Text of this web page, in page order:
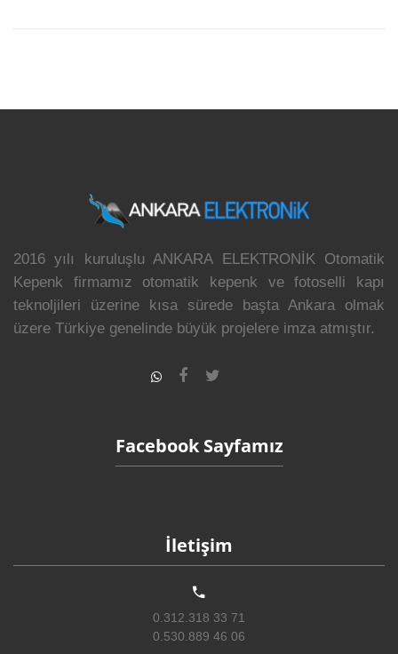
2016 yılı kuruluşlu ANKARA ELEKTRONİK Otomatik
Kepenk firmamız otomatik kepenk ve fotoselli kapı
teknoljileri üzerine kısa sürede başta Ankara olmak
üzere Türkiye genelinde büyük projelere imza atmıştır.
Facebook Sayfamız
İletişim
0.312.318 33 71
0.530.889 46 06